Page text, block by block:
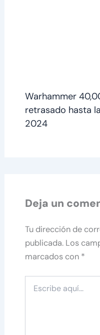
Warhammer
retrasado hasta
2024
Deja un
Tu dirección de
publicada. Los
marcados con *
aquí...